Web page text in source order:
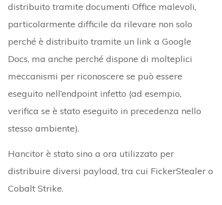
distribuito tramite documenti Office malevoli,
particolarmente difficile da rilevare non solo
perché è distribuito tramite un link a Google
Docs, ma anche perché dispone di molteplici
meccanismi per riconoscere se può essere
eseguito nell’endpoint infetto (ad esempio,
verifica se è stato eseguito in precedenza nello
stesso ambiente).
Hancitor è stato sino a ora utilizzato per
distribuire diversi payload, tra cui FickerStealer o
Cobalt Strike.